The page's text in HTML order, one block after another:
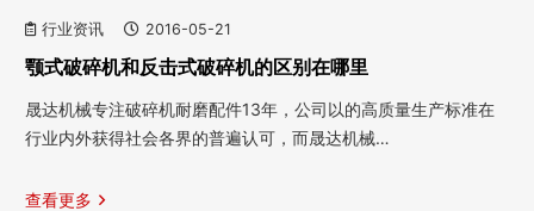
行业资讯 2016-05-21
颚式破碎机和反击式破碎机的区别在哪里
晟达机械专注破碎机耐磨配件13年，公司以的高质量生产标准在
行业内外获得社会各界的普遍认可，而晟达机械…
查看更多